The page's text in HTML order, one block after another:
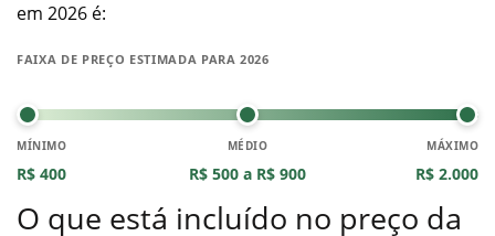
em 2026 é:
FAIXA DE PREÇO ESTIMADA PARA 2026
MÍNIMO
R$ 400
MÉDIO
R$ 500 a R$ 900
MÁXIMO
R$ 2.000
O que está incluído no preço da